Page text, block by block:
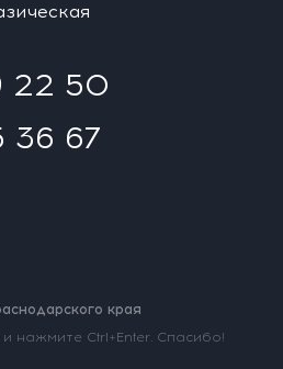
22 50
36 67
края
нажмите Ctrl+Enter. Спасибо!